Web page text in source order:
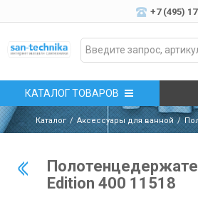
+7 (495)
КАТАЛОГ ТОВАРОВ
Каталог Аксессуары для ванной
Edition 400 11518